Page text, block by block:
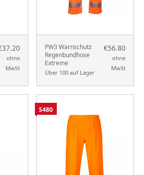
ohne
MwSt
PW3 Warnschutz
Regenbundhose
Extreme
Über 100 auf Lager
€56.80
ohne
MwSt
S480